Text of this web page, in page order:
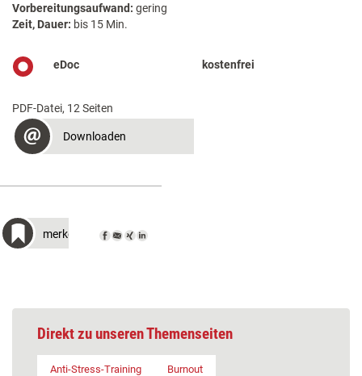
Vorbereitungsaufwand: gering
Zeit, Dauer: bis 15 Min.
eDoc kostenfrei
PDF-Datei, 12 Seiten
Downloaden
merken
Direkt zu unseren Themenseiten
Anti-Stress-Training Burnout